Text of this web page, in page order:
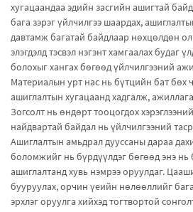
хугацаандаа эдийн засгийн ашигтай
бага зэрэг үйлчилгээ шаардах,
давтамж багатай байдлаар нөхцөлдөн
элэгдэлд тэсвэл нэгэнт хамгаалах будаг
болохыг хангах бөгөөд үйлчилгээний
Материалын урт нас нь бүтцийн бат бөх
ашиглалтын хугацаанд хадгалж,
Зогсолт нь өндөрт тооцогдох
найдвартай байдал нь үйлчилгээний
Ашиглалтын амьдрал дууссаны дараа
боломжийг нь бүрдүүлдэг бөгөөд энэ нь
ашиглалтанд хувь нэмрээ оруулдаг.
бууруулах, орчин үеийн нөлөөллийг
эрхлэг оруулга хийхэд тогтвортой